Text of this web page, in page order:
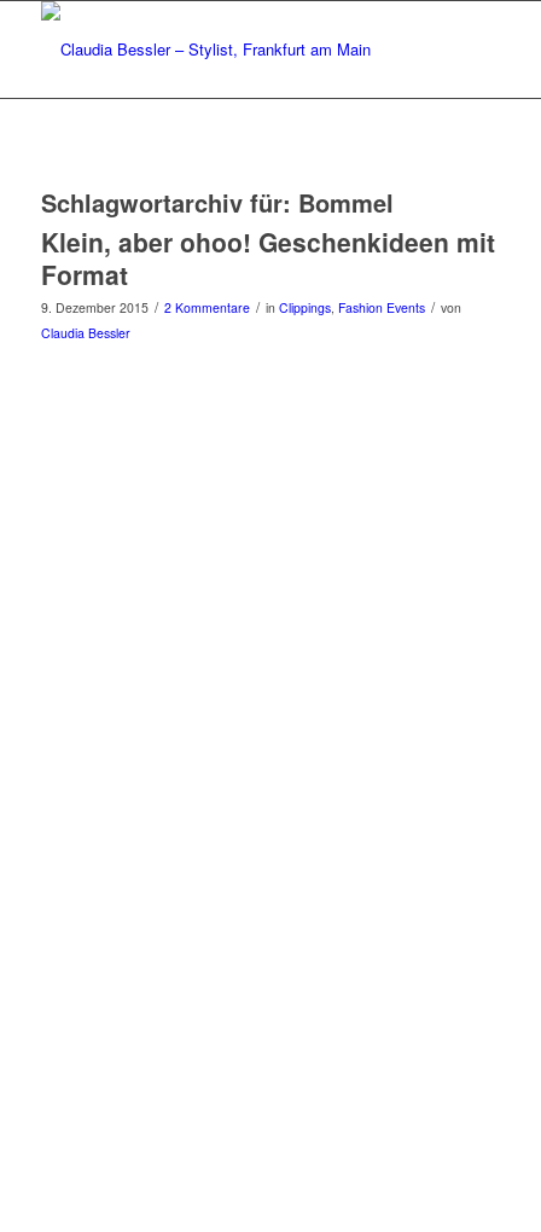
Schlagwortarchiv für: Bommel
Klein, aber ohoo! Geschenkideen mit
Format
9. Dezember 2015 / 2 Kommentare / in Clippings, Fashion Events / von
Claudia Bessler